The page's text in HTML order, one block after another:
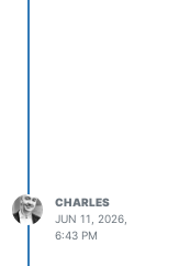
CHARLES
JUN 11, 2026,
6:43 PM